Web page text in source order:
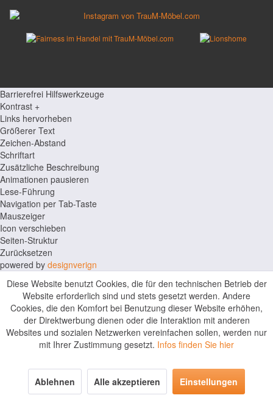
Diese Website benutzt Cookies, die für den technischen Betrieb der
Website erforderlich sind und stets gesetzt werden. Andere
Cookies, die den Komfort bei Benutzung dieser Website erhöhen,
der Direktwerbung dienen oder die Interaktion mit anderen
Websites und sozialen Netzwerken vereinfachen sollen, werden nur
mit Ihrer Zustimmung gesetzt. Infos finden Sie hier
Ablehnen Alle akzeptieren Einstellungen
Barrierefrei Hilfswerkzeuge
Kontrast +
Links hervorheben
Größerer Text
Zeichen-Abstand
Schriftart
Zusätzliche Beschreibung
Animationen pausieren
Lese-Führung
Navigation per Tab-Taste
Mauszeiger
Icon verschieben
Seiten-Struktur
Zurücksetzen
powered by designverign